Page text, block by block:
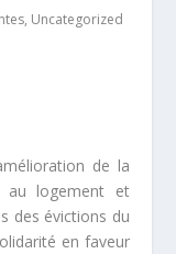
, Uncategorized
de la
au logement et
des évictions du
en faveur